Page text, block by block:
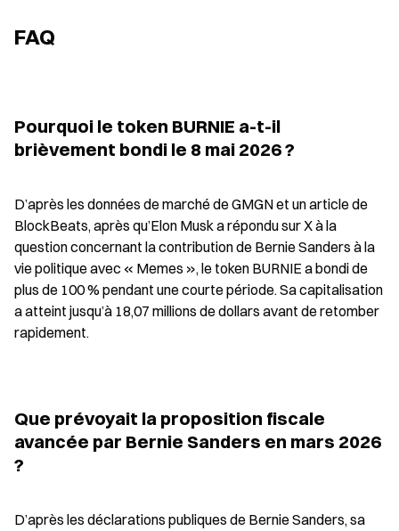
FAQ
Pourquoi le token BURNIE a-t-il
brièvement bondi le 8 mai 2026 ?
D’après les données de marché de GMGN et un article de
BlockBeats, après qu’Elon Musk a répondu sur X à la
question concernant la contribution de Bernie Sanders à la
vie politique avec « Memes », le token BURNIE a bondi de
plus de 100 % pendant une courte période. Sa capitalisation
a atteint jusqu’à 18,07 millions de dollars avant de retomber
rapidement.
Que prévoyait la proposition fiscale
avancée par Bernie Sanders en mars 2026
?
D’après les déclarations publiques de Bernie Sanders, sa